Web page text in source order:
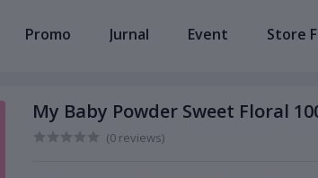
Promo Jurnal Event Store
My Baby Powder Sweet Floral
(0 reviews)